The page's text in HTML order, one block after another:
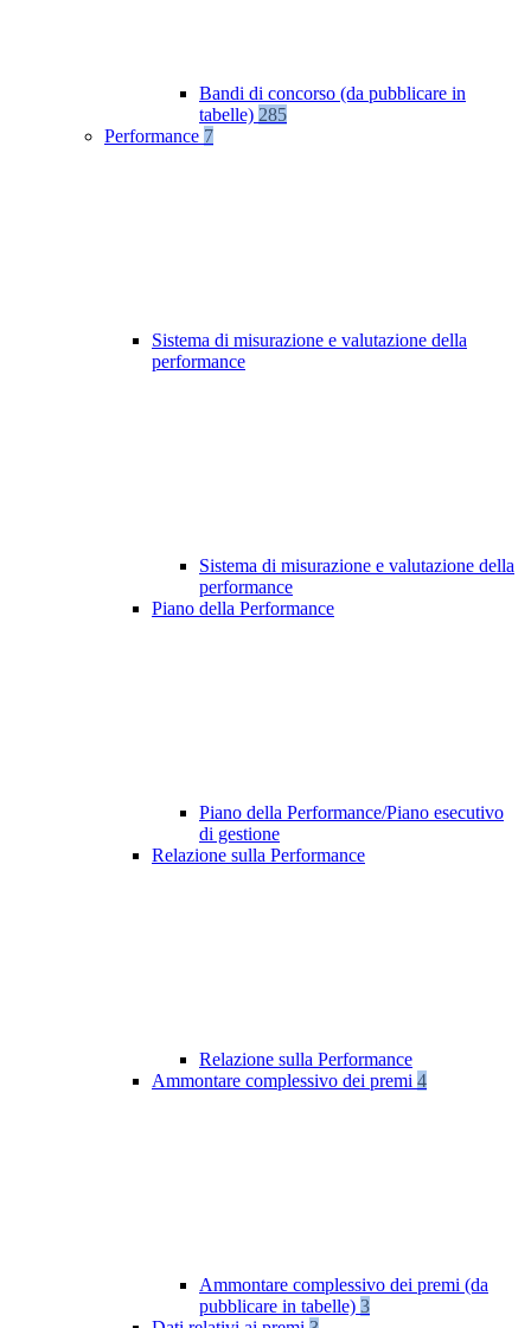
Bandi di concorso (da pubblicare in
tabelle) 285
Performance 7
Sistema di misurazione e valutazione della
performance
Sistema di misurazione e valutazione della
performance
Piano della Performance
Piano della Performance/Piano esecutivo
di gestione
Relazione sulla Performance
Relazione sulla Performance
Ammontare complessivo dei premi 4
Ammontare complessivo dei premi (da
pubblicare in tabelle) 3